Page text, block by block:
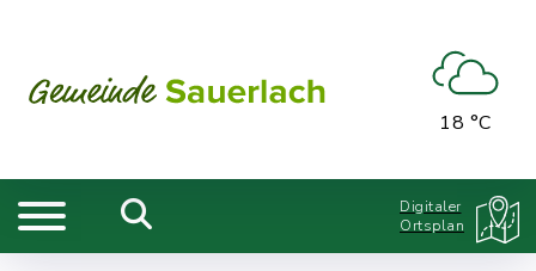
18 °C
Digitaler
Ortsplan